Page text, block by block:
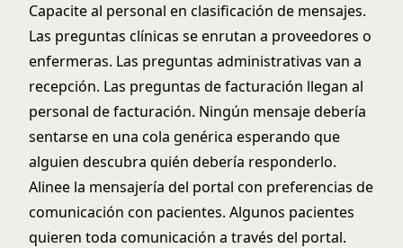
Capacite al personal en clasificación de mensajes.
Las preguntas clínicas se enrutan a proveedores o
enfermeras. Las preguntas administrativas van a
recepción. Las preguntas de facturación llegan al
personal de facturación. Ningún mensaje debería
sentarse en una cola genérica esperando que
alguien descubra quién debería responderlo.
Alinee la mensajería del portal con preferencias de
comunicación con pacientes. Algunos pacientes
quieren toda comunicación a través del portal.